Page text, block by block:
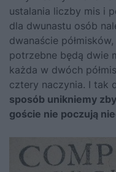
ustalania liczby mis i
dla dwunastu osób
dwanaście
potrzebne będą dwie
każda w dwóch
cztery naczynia. I tak
sposób unikniemy
goście nie poczują